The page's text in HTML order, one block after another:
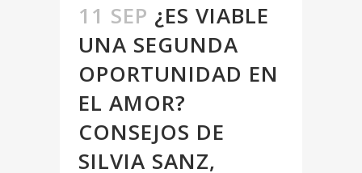
11 SEP ¿ES VIABLE
UNA SEGUNDA
OPORTUNIDAD EN
EL AMOR?
CONSEJOS DE
SILVIA SANZ,